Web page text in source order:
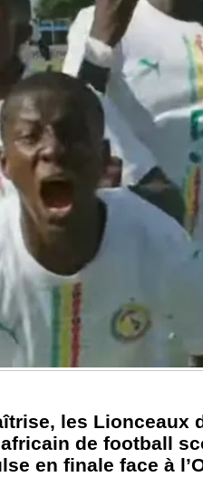
les Lionceaux
de football
en finale face à